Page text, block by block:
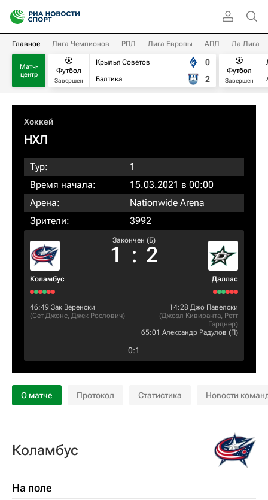
Главное Лига Чемпионов РПЛ Лига Европы АПЛ Ла Лига
Матч-
центр
Футбол
Завершен
Крылья Советов
Балтика
0
2
Футбол
Завершен
Хоккей
НХЛ
Тур:
1
Время начала:
15.03.2021 в 00:00
Арена:
Nationwide Arena
Зрители:
3992
Коламбус
Закончен (Б)
1 : 2
Даллас
46:49 Зак Веренски
(Сет Джонс, Джек Рослович)
14:28 Джо Павелски
(Джоэл Кивиранта, Ретт
Гарднер)
65:01 Александр Радулов (П)
0:1
О матче Протокол Статистика Новости
Коламбус
На поле